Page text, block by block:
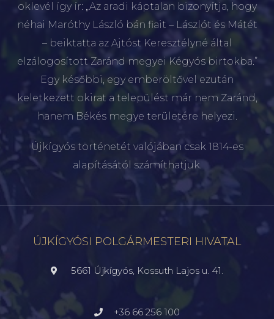
oklevél így ír: „Az aradi káptalan bizonyítja, hogy
néhai Maróthy László bán fiait – Lászlót és Mátét
– beiktatta az Ajtóst Keresztélyné által
elzálogosított Zaránd megyei Kégyós birtokba.”
Egy későbbi, egy emberöltővel ezután
keletkezett okirat a települést már nem Zaránd,
hanem Békés megye területére helyezi.
Újkígyós történetét valójában csak 1814-es
alapításától számíthatjuk.
ÚJKÍGYÓSI POLGÁRMESTERI HIVATAL
5661 Újkígyós, Kossuth Lajos u. 41.
+36 66 256 100